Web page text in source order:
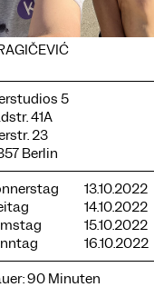
5
41A
23
Berlin
13.10.2022
14.10.2022
15.10.2022
16.10.2022
90 Minuten
und Inhalte externer
Cookies sind
können. Andere
Sie können
für weitere
welche Technologien Sie
Alle akzeptieren